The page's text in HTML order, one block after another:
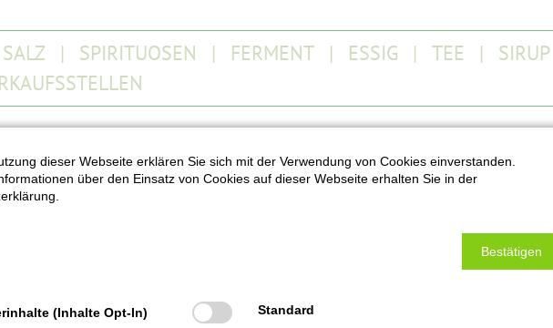
SALZ SPIRITUOSEN FERMENT ESSIG TEE SIRUP
dieser Webseite erklären Sie sich mit der Verwendung von Cookies einverstanden.
über den Einsatz von Cookies auf dieser Webseite erhalten Sie in der
Bestätigen
(Inhalte Opt-In) Standard